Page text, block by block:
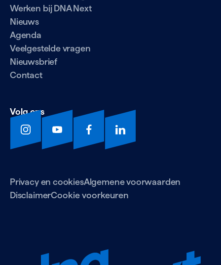
Werken bij DNA Next
Nieuws
Agenda
Veelgestelde vragen
Nieuwsbrief
Contact
Privacy en cookiesAlgemene voorwaarden
DisclaimerCookie voorkeuren
Volg ons